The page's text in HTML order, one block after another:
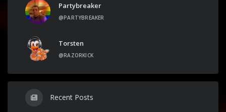
Partybreaker
@PARTYBREAKER
Torsten
@RAZORKICK
Recent Posts